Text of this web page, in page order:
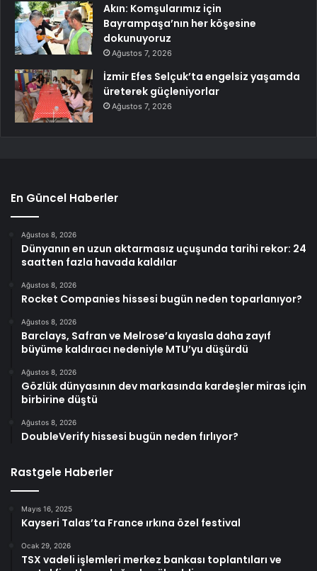
Akın: Komşularımız için
Bayrampaşa’nın her köşesine
dokunuyoruz
Ağustos 7, 2026
İzmir Efes Selçuk’ta engelsiz yaşamda
üreterek güçleniyorlar
Ağustos 7, 2026
En Güncel Haberler
Ağustos 8, 2026
Dünyanın en uzun aktarmasız uçuşunda tarihi rekor: 24
saatten fazla havada kaldılar
Ağustos 8, 2026
Rocket Companies hissesi bugün neden toparlanıyor?
Ağustos 8, 2026
Barclays, Safran ve Melrose’a kıyasla daha zayıf
büyüme kaldıracı nedeniyle MTU’yu düşürdü
Ağustos 8, 2026
Gözlük dünyasının dev markasında kardeşler miras için
birbirine düştü
Ağustos 8, 2026
DoubleVerify hissesi bugün neden fırlıyor?
Rastgele Haberler
Mayıs 16, 2025
Kayseri Talas’ta France ırkına özel festival
Ocak 29, 2026
TSX vadeli işlemleri merkez bankası toplantıları ve